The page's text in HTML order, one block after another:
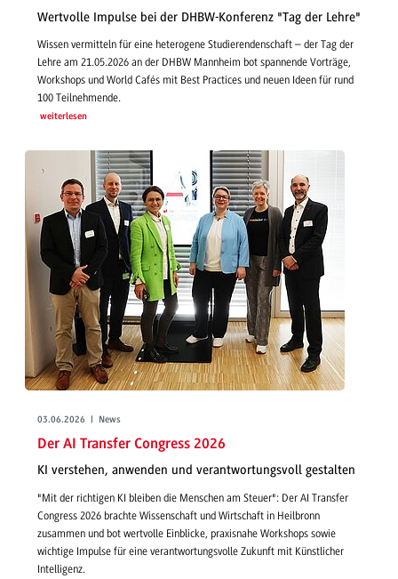
Wertvolle Impulse bei der DHBW-Konferenz "Tag der Lehre"
Wissen vermitteln für eine heterogene Studierendenschaft – der Tag der
Lehre am 21.05.2026 an der DHBW Mannheim bot spannende Vorträge,
Workshops und World Cafés mit Best Practices und neuen Ideen für rund
100 Teilnehmende.
weiterlesen
03.06.2026 | News
Der AI Transfer Congress 2026
KI verstehen, anwenden und verantwortungsvoll gestalten
"Mit der richtigen KI bleiben die Menschen am Steuer": Der AI Transfer
Congress 2026 brachte Wissenschaft und Wirtschaft in Heilbronn
zusammen und bot wertvolle Einblicke, praxisnahe Workshops sowie
wichtige Impulse für eine verantwortungsvolle Zukunft mit Künstlicher
Intelligenz.